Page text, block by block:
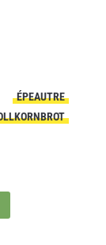
ÉPEAUTRE